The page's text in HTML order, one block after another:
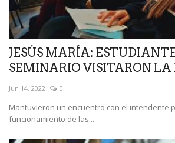
JESÚS MARÍA:
SEMINARIO VISITARON
Jun 14, 2022 0
Mantuvieron un encuentro con el intendente
funcionamiento de las...